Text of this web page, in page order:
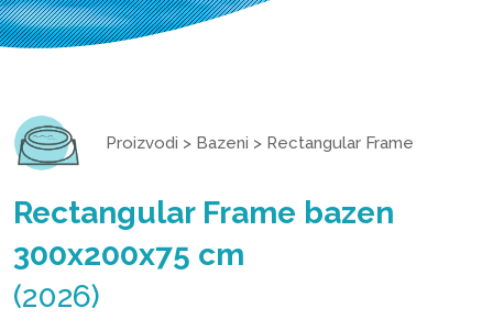
Proizvodi > Bazeni > Rectangular Frame
Rectangular Frame bazen
300x200x75 cm
(2026)